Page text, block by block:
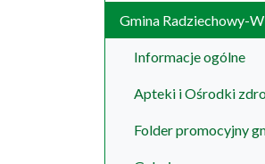
Gmina Radziechowy-
Informacje ogólne
Apteki i Ośrodki
Folder promocyjny